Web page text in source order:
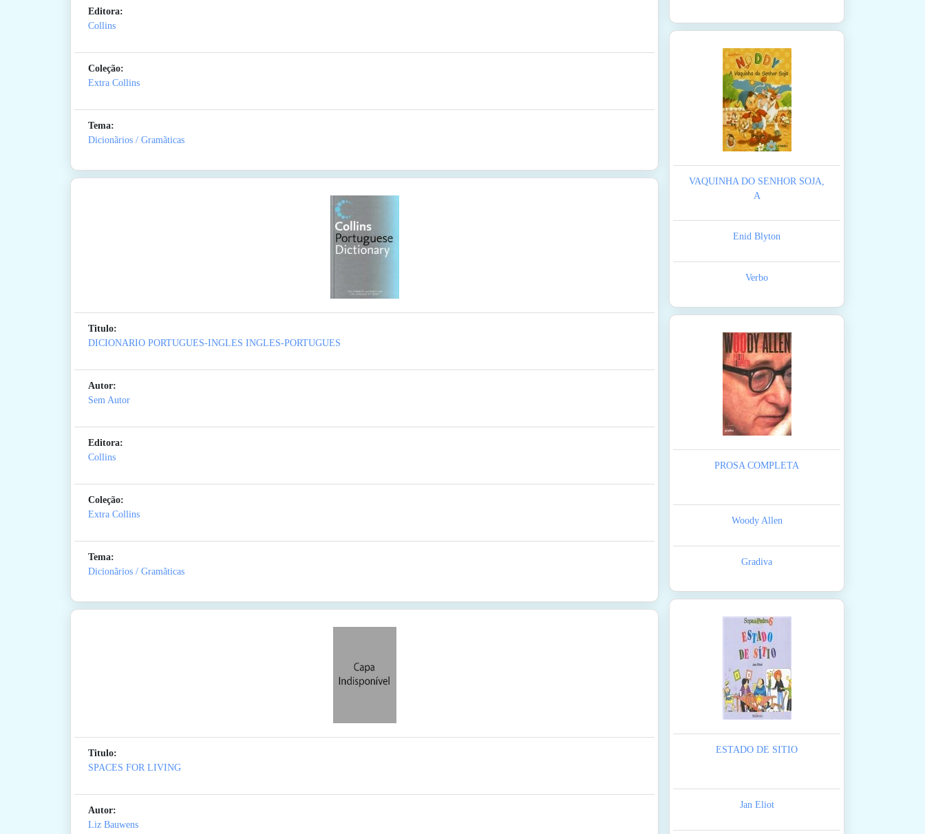
Editora:
Collins
Coleção:
Extra Collins
Tema:
Dicionãrios / Gramãticas
Titulo:
DICIONARIO PORTUGUES-INGLES INGLES-PORTUGUES
Autor:
Sem Autor
Editora:
Collins
Coleção:
Extra Collins
Tema:
Dicionãrios / Gramãticas
Titulo:
SPACES FOR LIVING
Autor:
Liz Bauwens
VAQUINHA DO SENHOR SOJA,
A
Enid Blyton
Verbo
PROSA COMPLETA
Woody Allen
Gradiva
ESTADO DE SITIO
Jan Eliot